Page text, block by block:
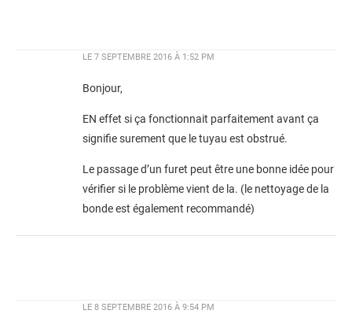
LE 7 SEPTEMBRE 2016 À 1:52 PM
Bonjour,
EN effet si ça fonctionnait parfaitement avant ça
signifie surement que le tuyau est obstrué.
Le passage d’un furet peut être une bonne idée pour
vérifier si le problème vient de la. (le nettoyage de la
bonde est également recommandé)
LE 8 SEPTEMBRE 2016 À 9:54 PM